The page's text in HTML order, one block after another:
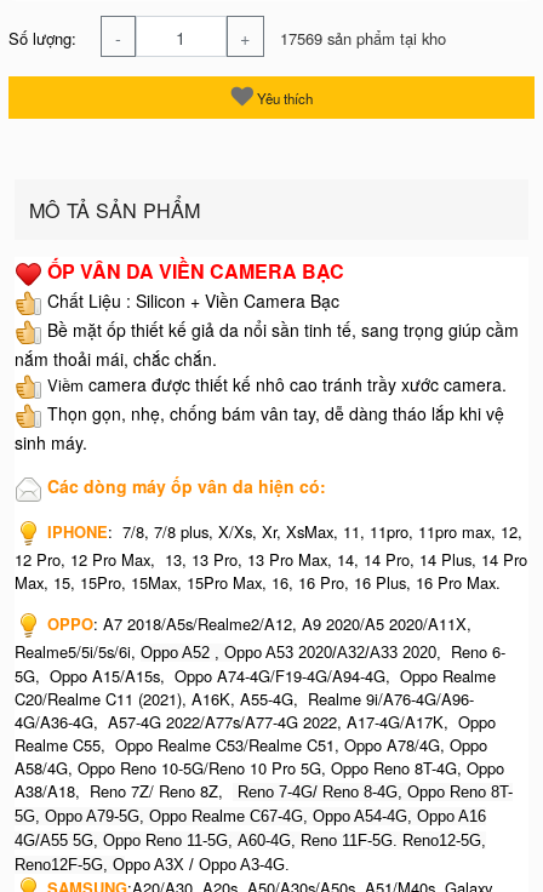
Số lượng: - + 17569 sản phẩm tại kho
Yêu thích
MÔ TẢ SẢN PHẨM
ỐP VÂN DA VIỀN CAMERA BẠC
Chất Liệu : Silicon + Viền Camera Bạc
Bề mặt ốp thiết kế giả da nổi sần tinh tế, sang trọng giúp cầm
nắm thoải mái, chắc chắn.
Viềm camera được thiết kế nhô cao tránh trầy xước camera.
Thọn gọn, nhẹ, chống bám vân tay, dễ dàng tháo lắp khi vệ
sinh máy.
Các dòng máy ốp vân da hiện có:
IPHONE: 7/8, 7/8 plus, X/Xs, Xr, XsMax, 11, 11pro, 11pro max, 12,
12 Pro, 12 Pro Max, 13, 13 Pro, 13 Pro Max, 14, 14 Pro, 14 Plus, 14 Pro
Max, 15, 15Pro, 15Max, 15Pro Max, 16, 16 Pro, 16 Plus, 16 Pro Max.​
OPPO: A7 2018/A5s/Realme2/A12, A9 2020/A5 2020/A11X,
Realme5/5i/5s/6i, Oppo A52 , Oppo A53 2020/A32/A33 2020,
Reno 6-
5G, Oppo A15/A15s, Oppo A74-4G/F19-4G/A94-4G, Oppo Realme
C20/Realme C11 (2021), A16K, A55-4G, Realme 9i/A76-4G/A96-
4G/A36-4G, A57-4G 2022/A77s/A77-4G 2022, A17-4G/A17K, Oppo
Realme C55, Oppo Realme C53/Realme C51, Oppo A78/4G, Oppo
A58/4G, Oppo Reno 10-5G/Reno 10 Pro 5G, Oppo Reno 8T-4G, Oppo
A38/A18, Reno 7Z/ Reno 8Z,
Reno 7-4G/ Reno 8-4G, Oppo Reno 8T-
5G, Oppo A79-5G, Oppo Realme C67-4G, Oppo A54-4G, Oppo A16
4G/A55 5G, Oppo Reno 11-5G, A60-4G, Reno 11F-5G. Reno12-5G,
Reno12F-5G, Oppo A3X / Oppo A3-4G.